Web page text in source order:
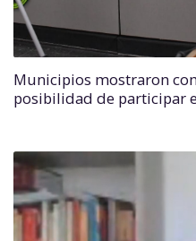
Municipios mostraron
posibilidad de participar